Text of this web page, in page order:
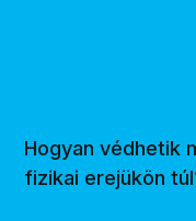
Hogyan védhetik
fizikai erejükön